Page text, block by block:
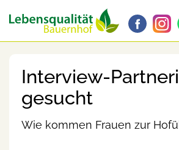
Interview-
gesucht
Wie kommen Frauen zur